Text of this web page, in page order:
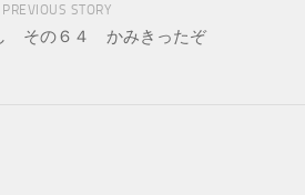
PREVIOUS STORY
その６４ かみきったぞ